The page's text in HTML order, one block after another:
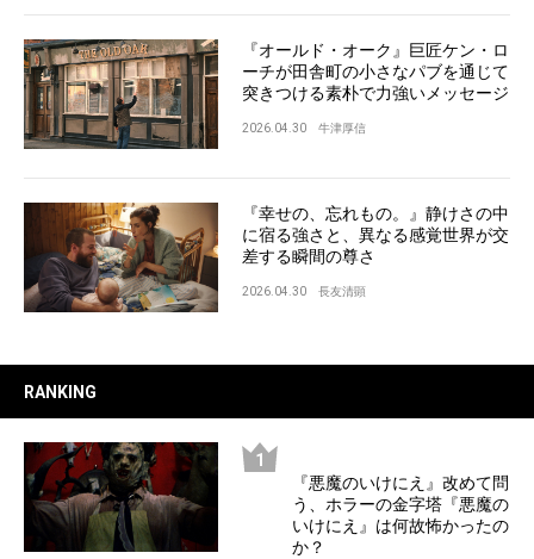
『オールド・オーク』巨匠ケン・ロ
ーチが田舎町の小さなパブを通じて
突きつける素朴で力強いメッセージ
2026.04.30 牛津厚信
『幸せの、忘れもの。』静けさの中
に宿る強さと、異なる感覚世界が交
差する瞬間の尊さ
2026.04.30 長友清顕
RANKING
『悪魔のいけにえ』改めて問
う、ホラーの金字塔『悪魔の
いけにえ』は何故怖かったの
か？